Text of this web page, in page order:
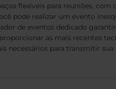
flexíveis para reuniões,
pode realizar um evento
de eventos dedicado
as mais recentes
necessários para transmitir